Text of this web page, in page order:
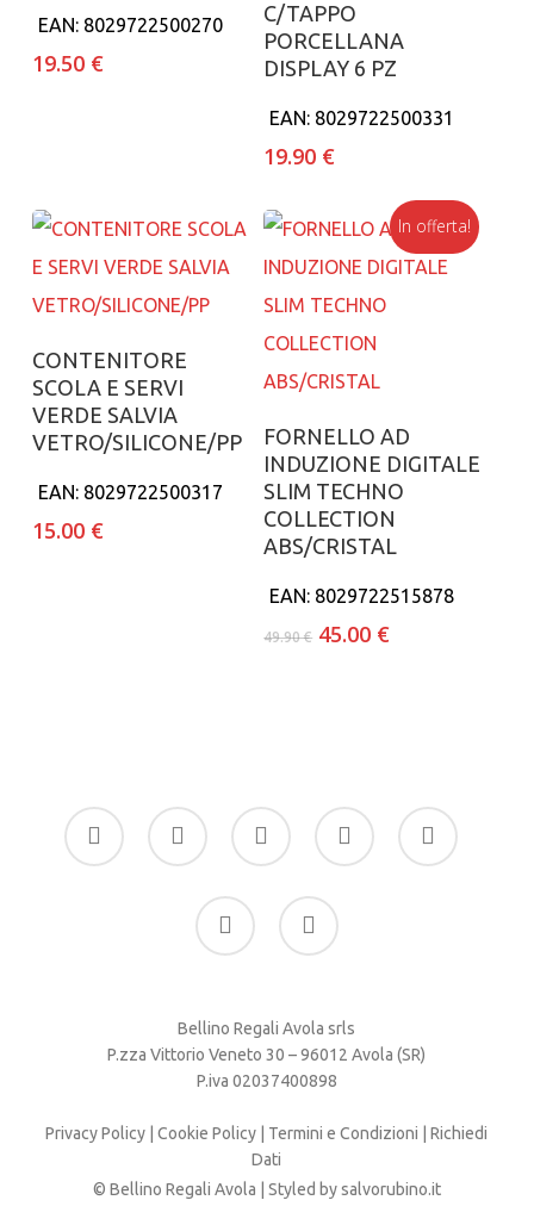
EAN: 8029722500270
19.50 €
C/TAPPO
PORCELLANA
DISPLAY 6 PZ
EAN: 8029722500331
19.90 €
Aggiungi al carrello
CONTENITORE
SCOLA E SERVI
VERDE SALVIA
VETRO/SILICONE/PP
EAN: 8029722500317
15.00 €
In offerta!
Aggiungi al carrello
FORNELLO AD
INDUZIONE DIGITALE
SLIM TECHNO
COLLECTION
ABS/CRISTAL
EAN: 8029722515878
49.90€ Il
45.00 €Il
facebook
google-
plus
instagram whatsapp tiktok
phone email
Bellino Regali Avola srls
P.zza Vittorio Veneto 30 – 96012 Avola (SR)
P.iva 02037400898
Privacy Policy |Cookie Policy Termini e Condizioni |Richiedi
Dati
© Bellino Regali Avola | Styled bysalvorubino.it